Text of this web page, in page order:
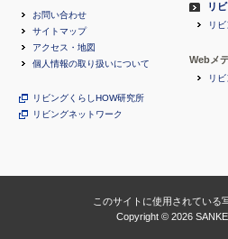
お問い合わせ
サイトマップ
アクセス・地図
個人情報の取り扱いについて
リビングくらしHOW研究所
リビングネットワーク
リ
リ
Webメ
リ
このサイトに使用されている
Copyright © 2026